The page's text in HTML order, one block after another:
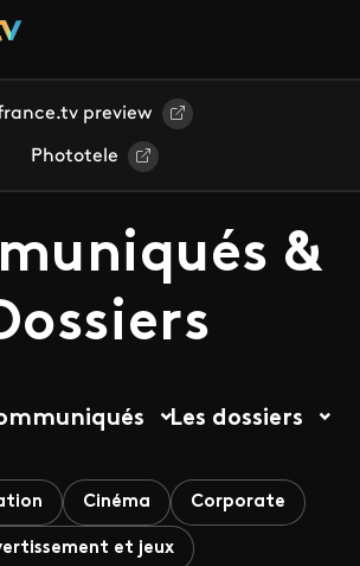
preview
Phototele
&
Les dossiers
Cinéma Corporate
et jeux